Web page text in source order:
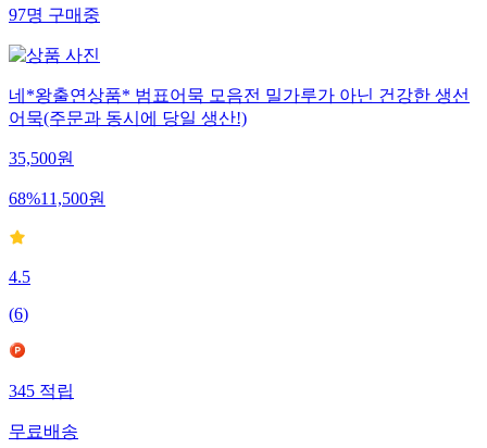
97명 구매중
네*왕출연상품* 범표어묵 모음전 밀가루가 아닌 건강한 생선
어묵(주문과 동시에 당일 생산!)
35,500원
68%11,500원
4.5
(6)
345 적립
무료배송